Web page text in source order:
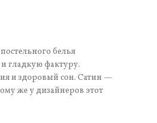
белья
гладкую фактуру.
и здоровый сон. Сатин —
же у дизайнеров этот